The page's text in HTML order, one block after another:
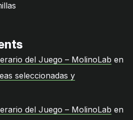
del Juego – MolinoLab en
seleccionadas y
del Juego – MolinoLab en